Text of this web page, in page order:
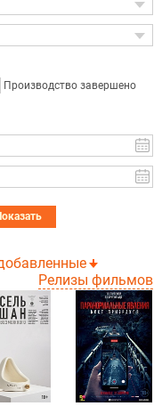
Производство завершено
Релизы фильмов